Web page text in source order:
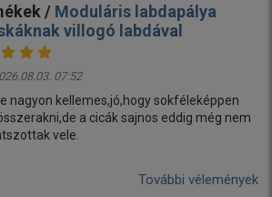
/ Moduláris labdapálya
villogó labdával
07:52
nagyon kellemes,jó,hogy sokféleképpen
a cicák sajnos eddig még nem
vele.
További vélemények